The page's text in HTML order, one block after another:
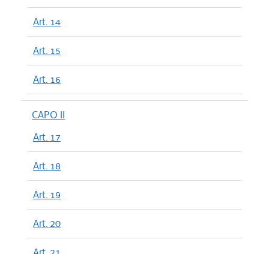
Art. 14
Art. 15
Art. 16
CAPO II
Art. 17
Art. 18
Art. 19
Art. 20